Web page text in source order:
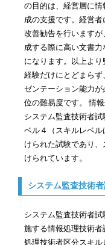
の目的は、経営層に
成の支援です。経営
改善勧告を行います
成する際に高い文書
になります。以上よ
経験だけにとどまら
ゼンテーション能力
位の難易度です。 情
システム監査技術者
ベル４（スキルレベ
けられた試験であり
けられています。
システム監査技術
システム監査技術者
施する情報処理技術
処理技術者区分スキ